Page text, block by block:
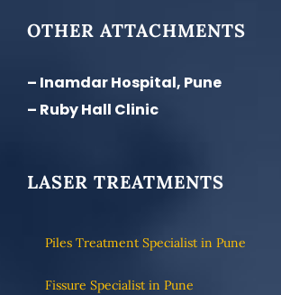
OTHER ATTACHMENTS
– Inamdar Hospital, Pune
– Ruby Hall Clinic
LASER TREATMENTS
Piles Treatment Specialist in Pune
Fissure Specialist in Pune